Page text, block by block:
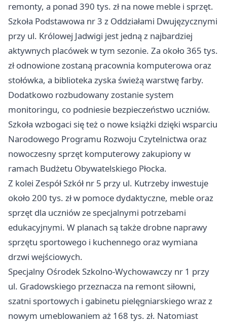
remonty, a ponad 390 tys. zł na nowe meble i sprzęt.
Szkoła Podstawowa nr 3 z Oddziałami Dwujęzycznymi
przy ul. Królowej Jadwigi jest jedną z najbardziej
aktywnych placówek w tym sezonie. Za około 365 tys.
zł odnowione zostaną pracownia komputerowa oraz
stołówka, a biblioteka zyska świeżą warstwę farby.
Dodatkowo rozbudowany zostanie system
monitoringu, co podniesie bezpieczeństwo uczniów.
Szkoła wzbogaci się też o nowe książki dzięki wsparciu
Narodowego Programu Rozwoju Czytelnictwa oraz
nowoczesny sprzęt komputerowy zakupiony w
ramach Budżetu Obywatelskiego Płocka.
Z kolei Zespół Szkół nr 5 przy ul. Kutrzeby inwestuje
około 200 tys. zł w pomoce dydaktyczne, meble oraz
sprzęt dla uczniów ze specjalnymi potrzebami
edukacyjnymi. W planach są także drobne naprawy
sprzętu sportowego i kuchennego oraz wymiana
drzwi wejściowych.
Specjalny Ośrodek Szkolno-Wychowawczy nr 1 przy
ul. Gradowskiego przeznacza na remont siłowni,
szatni sportowych i gabinetu pielęgniarskiego wraz z
nowym umeblowaniem aż 168 tys. zł. Natomiast